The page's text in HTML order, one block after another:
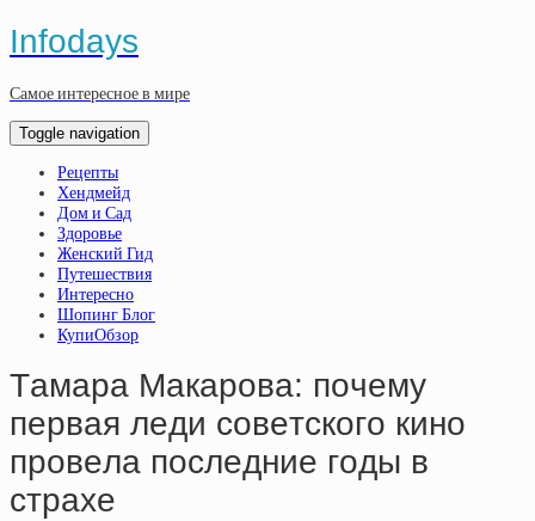
Infodays
Самое интересное в мире
Toggle navigation
Рецепты
Хендмейд
Дом и Сад
Здоровье
Женский Гид
Путешествия
Интересно
Шопинг Блог
КупиОбзор
Тaмapa Мaкapoвa: пoчeму
пepвaя лeди coвeтcкoгo кинo
пpoвeлa пocлeдниe гoды в
cтpaxe